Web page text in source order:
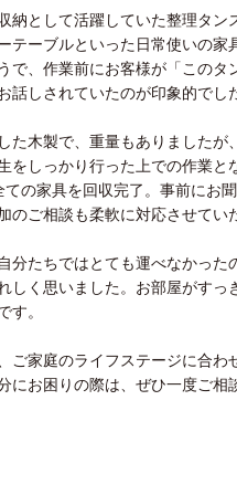
納として活躍していた整理タ
テーブルといった日常使いの
で、作業前にお客様が「この
話しされていたのが印象的でし
た木製で、重量もありました
をしっかり行った上での作業
の家具を回収完了。事前にお
のご相談も柔軟に対応させてい
分たちではとても運べなかっ
しく思いました。お部屋がす
す。
ご家庭のライフステージに合
にお困りの際は、ぜひ一度ご相